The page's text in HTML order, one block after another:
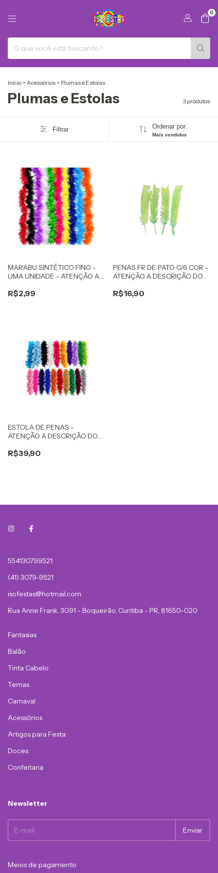
0
Início > Acessórios > Plumas e Estolas
Plumas e Estolas 3 produtos
Filtrar Ordenar por:
Mais vendidos
MARABU SINTÉTICO FINO -
UMA UNIDADE - ATENÇÃO A
R$2,99
PENAS FR DE PATO C/6 COR -
ATENÇÃO A DESCRIÇÃO DO
R$16,90
ESTOLA DE PENAS -
ATENÇÃO A DESCRIÇÃO DO
R$39,90
554130799521
(41) 3079-9521
isofestas@hotmail.com
Rua Anne Frank, 3091 - Boqueirão, Curitiba - PR, 81650-020
Fantasias
Balão
Tinta Cabelo
Temas
Carnaval
Acessórios
Artigos para Festa
Doces
Confeitaria
Newsletter
Meios de pagamento